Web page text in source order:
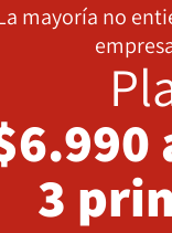
mayoría no
3